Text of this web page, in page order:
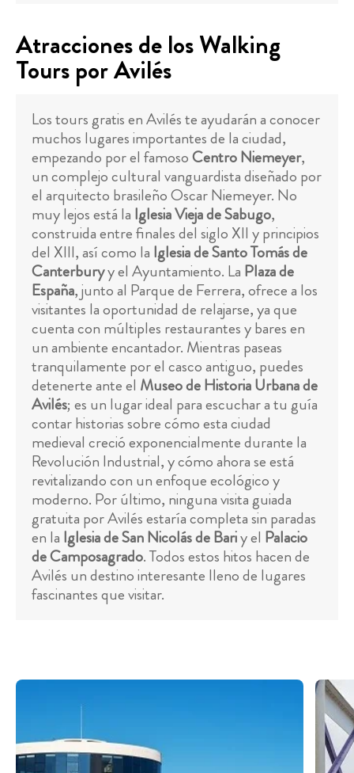
Atracciones de los Walking
Tours por Avilés
Los tours gratis en Avilés te ayudarán a conocer
muchos lugares importantes de la ciudad,
empezando por el famosoCentro Niemeyer,
un complejo cultural vanguardista diseñado por
el arquitecto brasileño Oscar Niemeyer. No
muy lejos está la Iglesia Vieja de Sabugo,
construida entre finales del siglo XII y principios
del XIII, así como la Iglesia de Santo Tomás de
Canterburyy el Ayuntamiento. La Plaza de
España, junto al Parque de Ferrera, ofrece a los
visitantes la oportunidad de relajarse, ya que
cuenta con múltiples restaurantes y bares en
un ambiente encantador. Mientras paseas
tranquilamente por el casco antiguo, puedes
detenerte ante el Museo de Historia Urbana de
Avilés; es un lugar ideal para escuchar a tu guía
contar historias sobre cómo esta ciudad
medieval creció exponencialmente durante la
Revolución Industrial, y cómo ahora se está
revitalizando con un enfoque ecológico y
moderno. Por último, ninguna visita guiada
gratuita por Avilés estaría completa sin paradas
en la Iglesia de San Nicolás de Bariy el Palacio
de Camposagrado. Todos estos hitos hacen de
Avilés un destino interesante lleno de lugares
fascinantes que visitar.